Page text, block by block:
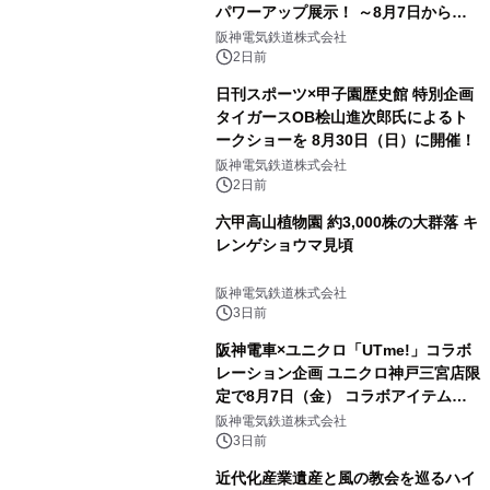
パワーアップ展示！ ～8月7日からは
直前割パスポートを販売～
阪神電気鉄道株式会社
2日前
日刊スポーツ×甲子園歴史館 特別企画
タイガースOB桧山進次郎氏によるト
ークショーを 8月30日（日）に開催！
阪神電気鉄道株式会社
2日前
六甲高山植物園 約3,000株の大群落 キ
レンゲショウマ見頃
阪神電気鉄道株式会社
3日前
阪神電車×ユニクロ「UTme!」コラボ
レーション企画 ユニクロ神戸三宮店限
定で8月7日（金） コラボアイテムが
発売決定！
阪神電気鉄道株式会社
3日前
近代化産業遺産と風の教会を巡るハイ